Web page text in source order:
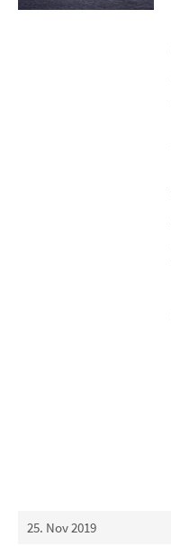
25. Nov 2019